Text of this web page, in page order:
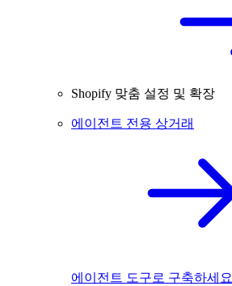
Shopify 맞춤 설정 및 확장
에이전트 전용 상거래
에이전트 도구로 구축하세요